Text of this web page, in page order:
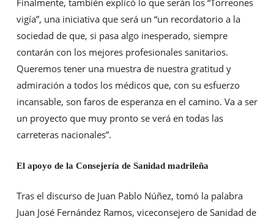
Finalmente, también explicó lo que serán los “Torreones
vigía”, una iniciativa que será un “un recordatorio a la
sociedad de que, si pasa algo inesperado, siempre
contarán con los mejores profesionales sanitarios.
Queremos tener una muestra de nuestra gratitud y
admiración a todos los médicos que, con su esfuerzo
incansable, son faros de esperanza en el camino. Va a ser
un proyecto que muy pronto se verá en todas las
carreteras nacionales”.
El apoyo de la Consejería de Sanidad madrileña
Tras el discurso de Juan Pablo Núñez, tomó la palabra
Juan José Fernández Ramos, viceconsejero de Sanidad de